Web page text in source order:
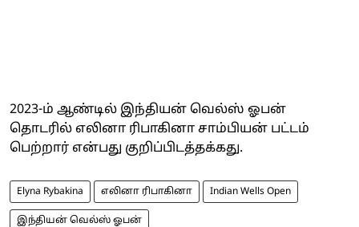
2023-ம் ஆண்டில் இந்தியன் வெல்ஸ் ஓபன்
தொடரில் எலினா ரிபாகினா சாம்பியன் பட்டம்
பெற்றார் என்பது குறிப்பிடத்தக்கது.
Elyna Rybakina எலினா ரிபாகினா Indian Wells Open
இந்தியன் வெல்ஸ் ஓபன்